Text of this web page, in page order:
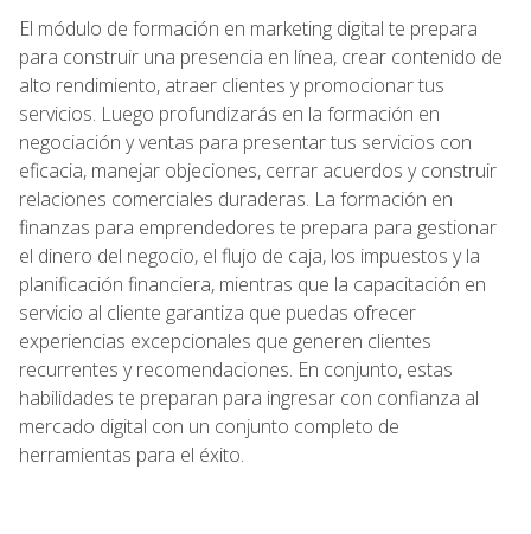
El módulo de formación en marketing digital te prepara
para construir una presencia en línea, crear contenido de
alto rendimiento, atraer clientes y promocionar tus
servicios. Luego profundizarás en la formación en
negociación y ventas para presentar tus servicios con
eficacia, manejar objeciones, cerrar acuerdos y construir
relaciones comerciales duraderas. La formación en
finanzas para emprendedores te prepara para gestionar
el dinero del negocio, el flujo de caja, los impuestos y la
planificación financiera, mientras que la capacitación en
servicio al cliente garantiza que puedas ofrecer
experiencias excepcionales que generen clientes
recurrentes y recomendaciones. En conjunto, estas
habilidades te preparan para ingresar con confianza al
mercado digital con un conjunto completo de
herramientas para el éxito.